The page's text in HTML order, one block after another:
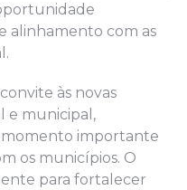
alinhamento com as
às novas
e municipal,
importante
os municípios. O
para fortalecer